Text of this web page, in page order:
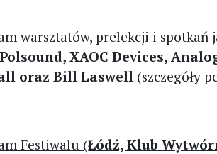
warsztatów, prelekcji i spotkań
Polsound, XAOC Devices,
oraz Bill Laswell (szczegóły
Festiwalu (Łódź, Klub